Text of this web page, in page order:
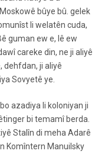
bûye bû. gelek
li welatên cuda,
guman ew e, lê ew
careke din, ne ji aliyê
dehfdan, ji aliyê
Sovyetê ye.
azadiya li koloniyan ji
bi temamî berda.
Stalîn di meha Adarê
Komîntern Manuilsky